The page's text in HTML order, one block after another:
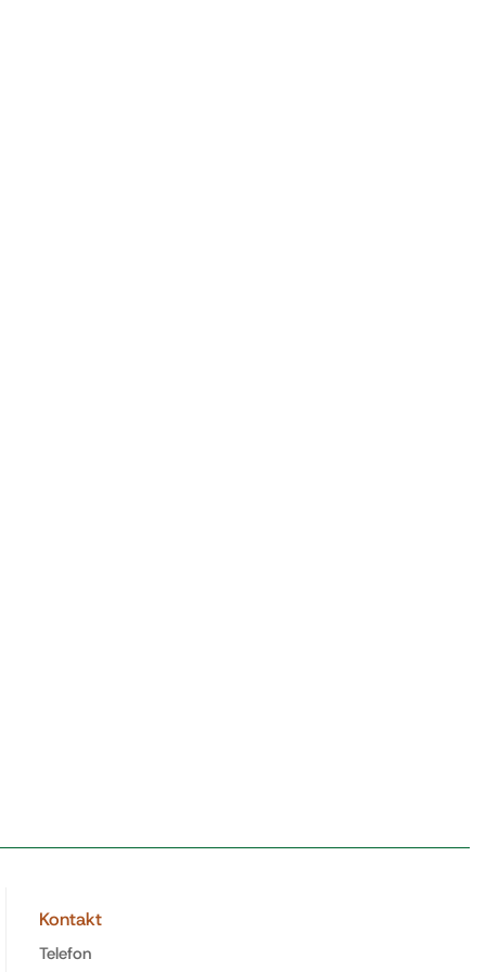
Kontakt
Telefon